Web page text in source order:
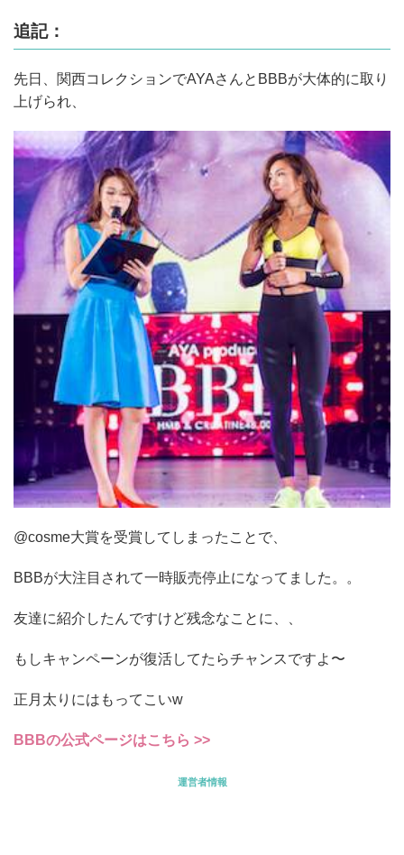
追記：
先日、関西コレクションでAYAさんとBBBが大体的に取り
上げられ、
@cosme大賞を受賞してしまったことで、
BBBが大注目されて一時販売停止になってました。。
友達に紹介したんですけど残念なことに、、
もしキャンペーンが復活してたらチャンスですよ〜
正月太りにはもってこいw
BBBの公式ページはこちら >>
運営者情報